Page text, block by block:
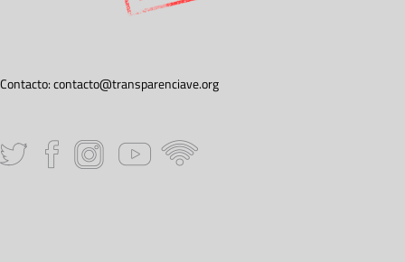
Contacto:contacto@transparenciave.org